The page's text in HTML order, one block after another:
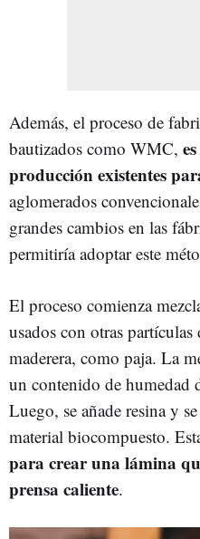
Además, el proceso de
bautizados como WMC,
producción existentes
aglomerados
grandes cambios en las
permitiría adoptar este
El proceso comienza
usados con otras
maderera, como paja. La
un contenido de humedad
Luego, se añade resina y
material biocompuesto.
para crear una lámina
prensa caliente.